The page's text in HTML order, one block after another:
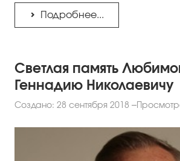
Подробнее...
Светлая память
Геннадию Николаевичу
Создано: 28 сентября 2018